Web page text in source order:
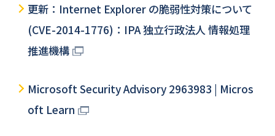
更新：Internet Explorer の脆弱性対策について
(CVE-2014-1776)：IPA 独立行政法人 情報処理
推進機構
Microsoft Security Advisory 2963983 | Micros
oft Learn